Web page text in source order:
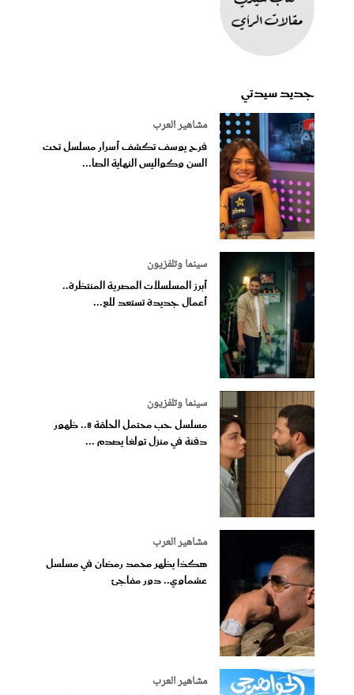
جديد سيدتي
مشاهير العرب
فرح يوسف تكشف أسرار مسلسل تحت
السن وكواليس النهاية الصا...
سينما وتلفزيون
أبرز المسلسلات المصرية المنتظرة..
أعمال جديدة تستعد للع...
سينما وتلفزيون
مسلسل حب محتمل الحلقة 8.. ظهور
دفنة في منزل تولغا يصدم ...
مشاهير العرب
هكذا يظهر محمد رمضان في مسلسل
عشماوي.. دور مفاجئ
مشاهير العرب